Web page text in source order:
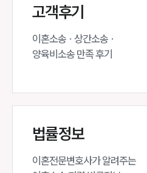
고객후기
이혼소송 · 상간소송 ·
양육비소송 만족 후기
법률정보
이혼전문변호사가 알려주는